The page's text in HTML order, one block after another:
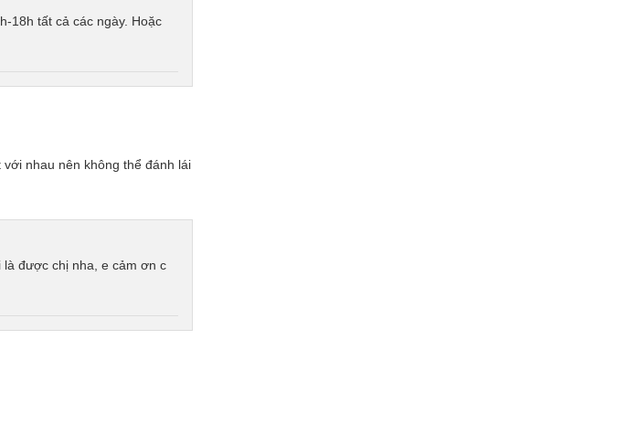
18h tất cả các ngày. Hoặc
nhau nên không thể đánh lái
là được chị nha, e cảm ơn c